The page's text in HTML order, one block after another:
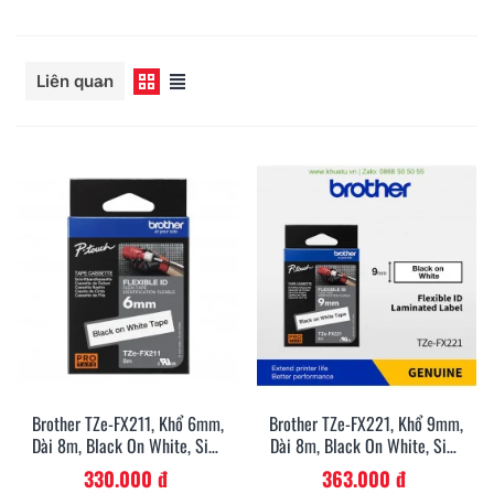
Liên quan
Brother TZe-FX211, Khổ 6mm,
Dài 8m, Black On White, Siêu
Dẻo, Chống Thấm Nước
330.000 đ
Brother TZe-FX221, Khổ 9mm,
Dài 8m, Black On White, Siêu
Dẻo, Chống Thấm Nước
363.000 đ